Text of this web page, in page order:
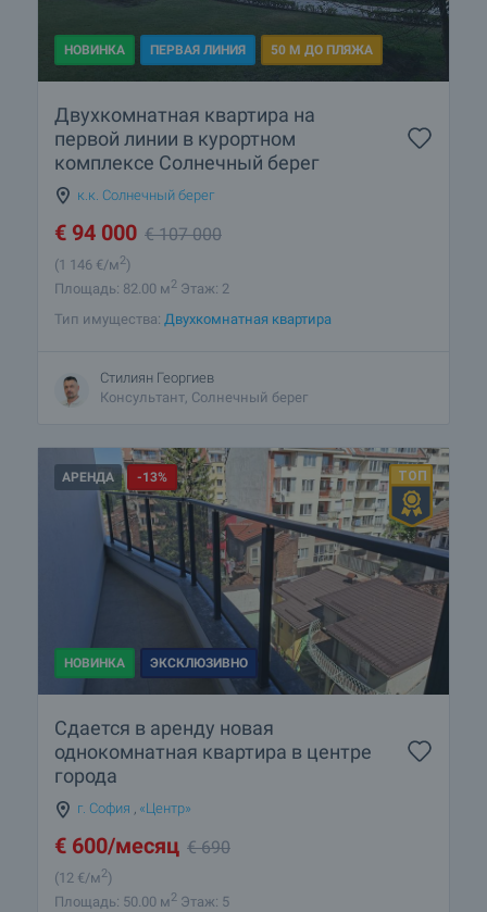
НОВИНКА ПЕРВАЯ ЛИНИЯ 50 М ДО ПЛЯЖА
Двухкомнатная квартира на
первой линии в курортном
комплексе Солнечный берег
к.к. Солнечный берег
€ 94 000 €107 000
(1 146 €/м2)
Площадь: 82.00 м2 Этаж: 2
Тип имущества: Двухкомнатная квартира
Стилиян Георгиев
Консультант, Солнечный берег
АРЕНДА -13%
НОВИНКА ЭКСКЛЮЗИВНО
Сдается в аренду новая
однокомнатная квартира в центре
города
г. София «Центр»
€ 600/месяц €690
(12 €/м2)
Площадь: 50.00 м2 Этаж: 5